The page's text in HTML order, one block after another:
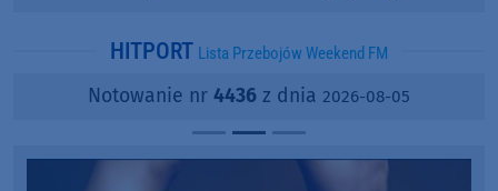
HITPORT Lista Przebojów Weekend FM
Notowanie nr 4436 z dnia 2026-08-05